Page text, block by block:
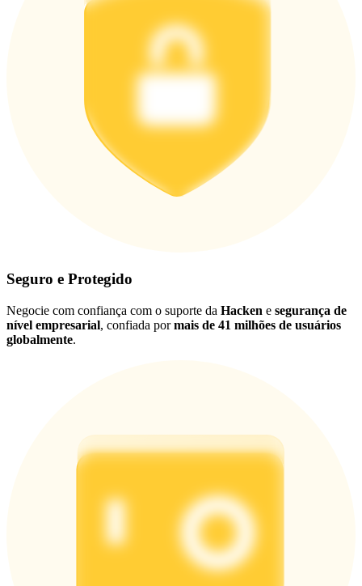
Seguro e Protegido
Negocie com confiança com o suporte da Hacken e segurança de
nível empresarial, confiada pormais de 41 milhões de usuários
globalmente.